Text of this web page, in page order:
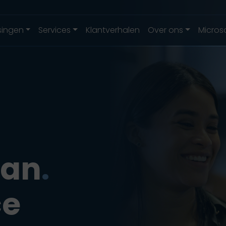
Services Klantverhalen Over ons
.